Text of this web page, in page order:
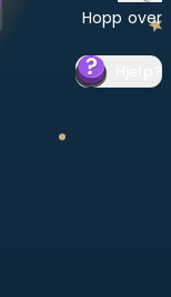
Hopp over
?